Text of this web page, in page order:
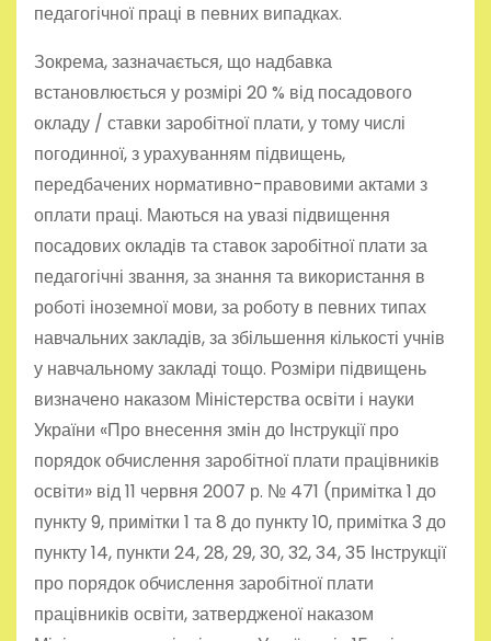
педагогічної праці в певних випадках.
Зокрема, зазначається, що надбавка
встановлюється у розмірі 20 % від посадового
окладу / ставки заробітної плати, у тому числі
погодинної, з урахуванням підвищень,
передбачених нормативно-правовими актами з
оплати праці. Маються на увазі підвищення
посадових окладів та ставок заробітної плати за
педагогічні звання, за знання та використання в
роботі іноземної мови, за роботу в певних типах
навчальних закладів, за збільшення кількості учнів
у навчальному закладі тощо. Розміри підвищень
визначено наказом Міністерства освіти і науки
України «Про внесення змін до Інструкції про
порядок обчислення заробітної плати працівників
освіти» від 11 червня 2007 р. № 471 (примітка 1 до
пункту 9, примітки 1 та 8 до пункту 10, примітка 3 до
пункту 14, пункти 24, 28, 29, 30, 32, 34, 35 Інструкції
про порядок обчислення заробітної плати
працівників освіти, затвердженої наказом